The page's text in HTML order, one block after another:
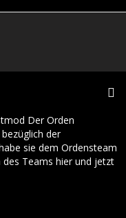
Der Orden
der
sie dem Ordensteam
Teams hier und jetzt